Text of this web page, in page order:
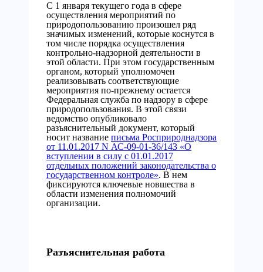
С 1 января текущего года в сфере
осуществления мероприятий по
природопользованию произошел ряд
значимых изменений, которые коснутся в
том числе порядка осуществления
контрольно-надзорной деятельности в
этой области. При этом государственным
органом, который уполномочен
реализовывать соответствующие
мероприятия по-прежнему остается
Федеральная служба по надзору в сфере
природопользования. В этой связи
ведомство опубликовало
разъяснительный документ, который
носит название письма Росприроднадзора
от 11.01.2017 N АС-09-01-36/143 «О
вступлении в силу с 01.01.2017
отдельных положений законодательства о
государственном контроле». В нем
фиксируются ключевые новшества в
области изменения полномочий
организации.
Разъяснительная работа